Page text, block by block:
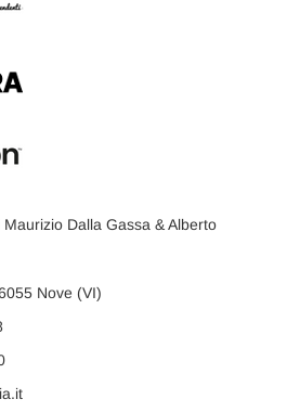
Dalla Gassa & Alberto
Nove (VI)